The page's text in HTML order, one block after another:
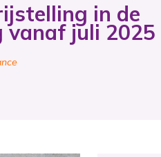
in de
juli 2025